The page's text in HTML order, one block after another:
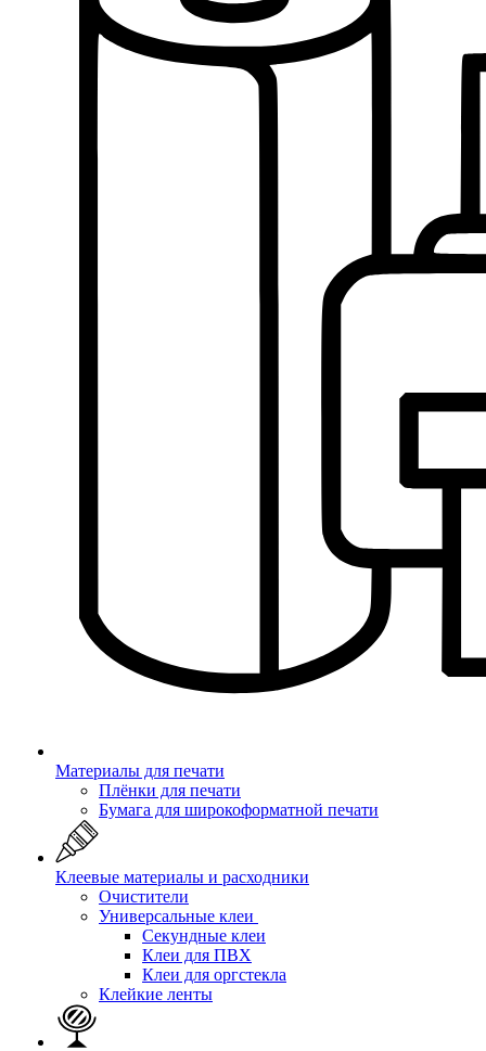
Материалы для печати
Плёнки для печати
Бумага для широкоформатной печати
Клеевые материалы и расходники
Очистители
Универсальные клеи
Секундные клеи
Клеи для ПВХ
Клеи для оргстекла
Клейкие ленты